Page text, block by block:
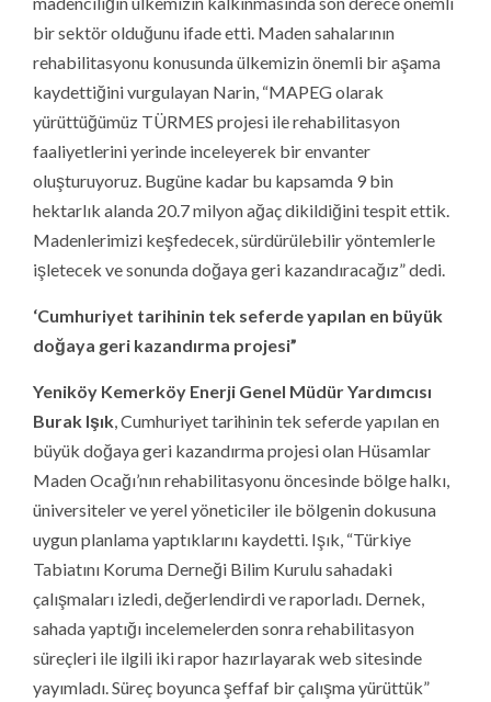
bir sektör olduğunu ifade etti. Maden sahalarının
rehabilitasyonu konusunda ülkemizin önemli bir aşama
kaydettiğini vurgulayan Narin, “MAPEG olarak
yürüttüğümüz TÜRMES projesi ile rehabilitasyon
faaliyetlerini yerinde inceleyerek bir envanter
oluşturuyoruz. Bugüne kadar bu kapsamda 9 bin
hektarlık alanda 20.7 milyon ağaç dikildiğini tespit ettik.
Madenlerimizi keşfedecek, sürdürülebilir yöntemlerle
işletecek ve sonunda doğaya geri kazandıracağız” dedi.
‘Cumhuriyet tarihinin tek seferde yapılan en büyük
doğaya geri kazandırma projesi”
Yeniköy Kemerköy Enerji Genel Müdür Yardımcısı
Burak Işık , Cumhuriyet tarihinin tek seferde yapılan en
büyük doğaya geri kazandırma projesi olan Hüsamlar
Maden Ocağı’nın rehabilitasyonu öncesinde bölge halkı,
üniversiteler ve yerel yöneticiler ile bölgenin dokusuna
uygun planlama yaptıklarını kaydetti. Işık, “Türkiye
Tabiatını Koruma Derneği Bilim Kurulu sahadaki
çalışmaları izledi, değerlendirdi ve raporladı. Dernek,
sahada yaptığı incelemelerden sonra rehabilitasyon
süreçleri ile ilgili iki rapor hazırlayarak web sitesinde
yayımladı. Süreç boyunca şeffaf bir çalışma yürüttük”